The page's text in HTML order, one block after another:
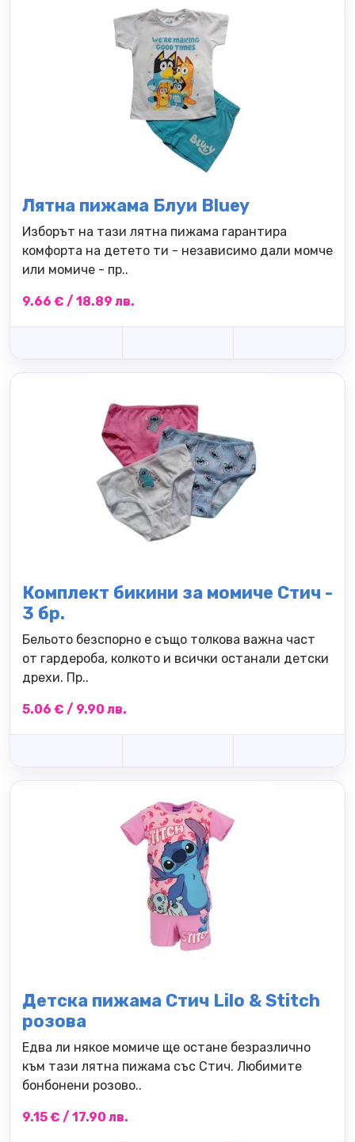
Лятна пижама Блуи Bluey
Изборът на тази лятна пижама гарантира
комфорта на детето ти - независимо дали момче
или момиче - пр..
9.66 € / 18.89 лв.
Комплект бикини за момиче Стич -
3 бр.
Бельото безспорно е също толкова важна част
от гардероба, колкото и всички останали детски
дрехи. Пр..
5.06 € / 9.90 лв.
Детска пижама Стич Lilo & Stitch
розова
Едва ли някое момиче ще остане безразлично
към тази лятна пижама със Стич. Любимите
бонбонени розово..
9.15 € / 17.90 лв.